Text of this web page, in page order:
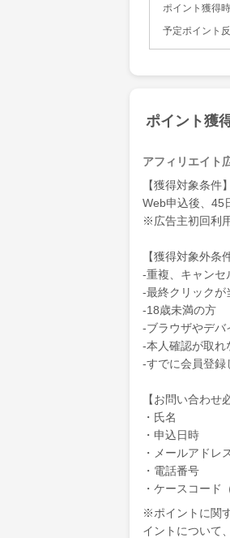
ポイント獲得
予定ポイント
ポイント獲
アフィリエイト
【獲得対象条件】
Web申込後、45
※広告主初回利
【獲得対象外条
‐重複、キャン
‐最終クリック
‐18歳未満の方
‐ブラウザやデ
‐本人確認が取れ
‐すでに会員登録
【お問い合わせ
・氏名
・申込日時
・メールアドレ
・電話番号
・ケースコード
※ポイントに関
イントについて